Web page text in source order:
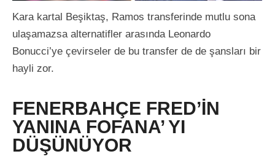
Kara kartal Beşiktaş, Ramos transferinde mutlu sona
ulaşamazsa alternatifler arasında Leonardo
Bonucci’ye çevirseler de bu transfer de de şansları bir
hayli zor.
FENERBAHÇE FRED’İN
YANINA FOFANA’ YI
DÜŞÜNÜYOR